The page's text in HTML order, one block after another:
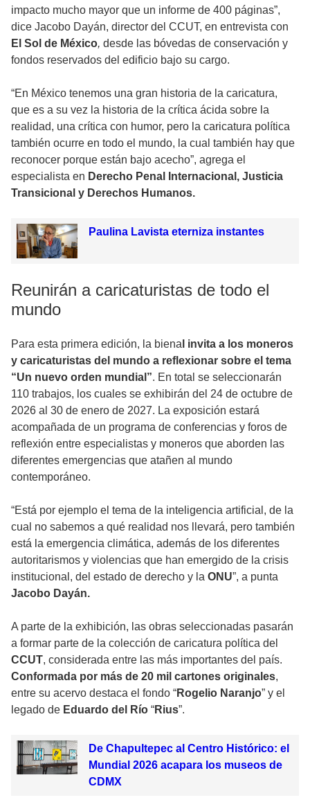
impacto mucho mayor que un informe de 400 páginas”,
dice Jacobo Dayán, director del CCUT, en entrevista con
El Sol de México, desde las bóvedas de conservación y
fondos reservados del edificio bajo su cargo.
“En México tenemos una gran historia de la caricatura,
que es a su vez la historia de la crítica ácida sobre la
realidad, una crítica con humor, pero la caricatura política
también ocurre en todo el mundo, la cual también hay que
reconocer porque están bajo acecho”, agrega el
especialista en Derecho Penal Internacional, Justicia
Transicional y Derechos Humanos.
Paulina Lavista eterniza instantes
Reunirán a caricaturistas de todo el
mundo
Para esta primera edición, la biena l invita a los moneros
y caricaturistas del mundo a reflexionar sobre el tema
“Un nuevo orden mundial”. En total se seleccionarán
110 trabajos, los cuales se exhibirán del 24 de octubre de
2026 al 30 de enero de 2027. La exposición estará
acompañada de un programa de conferencias y foros de
reflexión entre especialistas y moneros que aborden las
diferentes emergencias que atañen al mundo
contemporáneo.
“Está por ejemplo el tema de la inteligencia artificial, de la
cual no sabemos a qué realidad nos llevará, pero también
está la emergencia climática, además de los diferentes
autoritarismos y violencias que han emergido de la crisis
institucional, del estado de derecho y la ONU”, a punta
Jacobo Dayán.
A parte de la exhibición, las obras seleccionadas pasarán
a formar parte de la colección de caricatura política del
CCUT, considerada entre las más importantes del país.
Conformada por más de 20 mil cartones originales,
entre su acervo destaca el fondo “Rogelio Naranjo” y el
legado de Eduardo del Río “Rius”.
De Chapultepec al Centro Histórico: el
Mundial 2026 acapara los museos de
CDMX